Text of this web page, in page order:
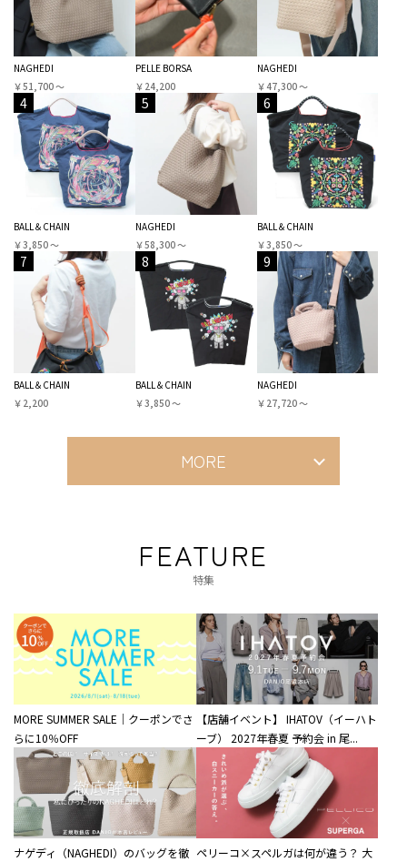
NAGHEDI
￥51,700 〜
PELLE BORSA
￥24,200
NAGHEDI
￥47,300 〜
4
BALL＆CHAIN
￥3,850 〜
5
NAGHEDI
￥58,300 〜
6
BALL＆CHAIN
￥3,850 〜
7
BALL＆CHAIN
￥2,200
8
BALL＆CHAIN
￥3,850 〜
9
NAGHEDI
￥27,720 〜
MORE
FEATURE
特集
MORE SUMMER SALE｜クーポンでさ
らに10％OFF
【店舗イベント】 IHATOV（イーハト
ーブ） 2027年春夏 予約会 in 尾...
ナゲディ（NAGHEDI）のバッグを徹 ペリーコ×スペルガは何が違う？ 大